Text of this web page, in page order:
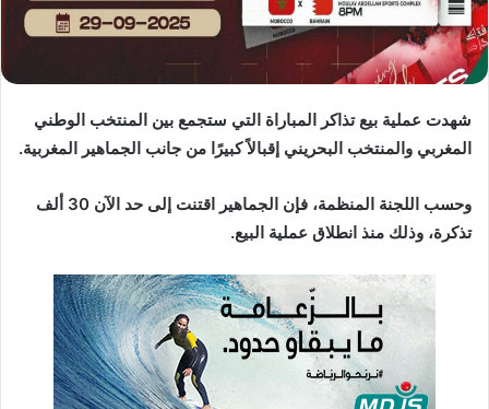
ت
و
ن
ا
شهدت عملية بيع تذاكر المباراة التي ستجمع بين المنتخب الوطني
المغربي والمنتخب البحريني إقبالاً كبيرًا من جانب الجماهير المغربية.
وحسب اللجنة المنظمة، فإن الجماهير اقتنت إلى حد الآن 30 ألف
تذكرة، وذلك منذ انطلاق عملية البيع.